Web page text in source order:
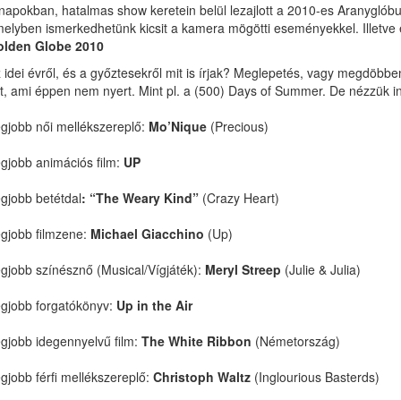
hatalmas show keretein belül lezajlott a 2010-es
ismerkedhetünk kicsit a kamera mögötti eseményekkel.
Globe 2010
idei évről, és a győztesekről mit is írjak? Meglepetés, vagy
ami éppen nem nyert. Mint pl. a (500) Days of Summer. De nézzük
női mellékszereplő: Mo’Nique (Precious)
animációs film: UP
betétdal: “The Weary Kind” (Crazy Heart)
filmzene: Michael Giacchino (Up)
színésznő (Musical/Vígjáték): Meryl Streep (Julie & Julia)
forgatókönyv: Up in the Air
idegennyelvű film: The White Ribbon (Németország)
férfi mellékszereplő: Christoph Waltz (Inglourious Basterds)